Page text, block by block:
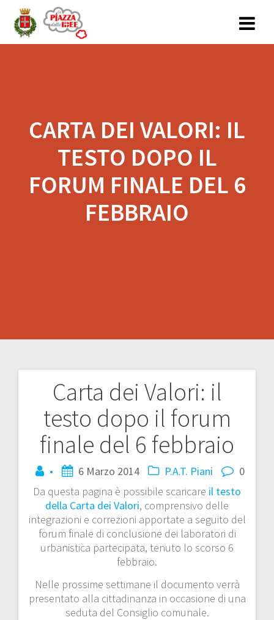
CARTA DEI VALORI: IL
TESTO DOPO IL
FORUM FINALE DEL 6
FEBBRAIO
Carta dei Valori: il
testo dopo il forum
finale del 6 febbraio
• 6 Marzo 2014 P.A.T. Piani
0
Da questa pagina è possibile scaricare il testo
della Carta dei Valori, comprensivo delle
integrazioni e correzioni apportate a seguito del
forum finale di conclusione dei laboratori di
urbanistica partecipata, tenuto lo scorso 6
febbraio.
Nelle prossime settimane il documento verrà
presentato alla cittadinanza in occasione di una
seduta del Consiglio comunale.
Navigazione
articoli